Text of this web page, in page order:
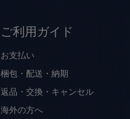
ご利用ガイド
お支払い
梱包・配送・納期
返品・交換・キャンセル
海外の方へ